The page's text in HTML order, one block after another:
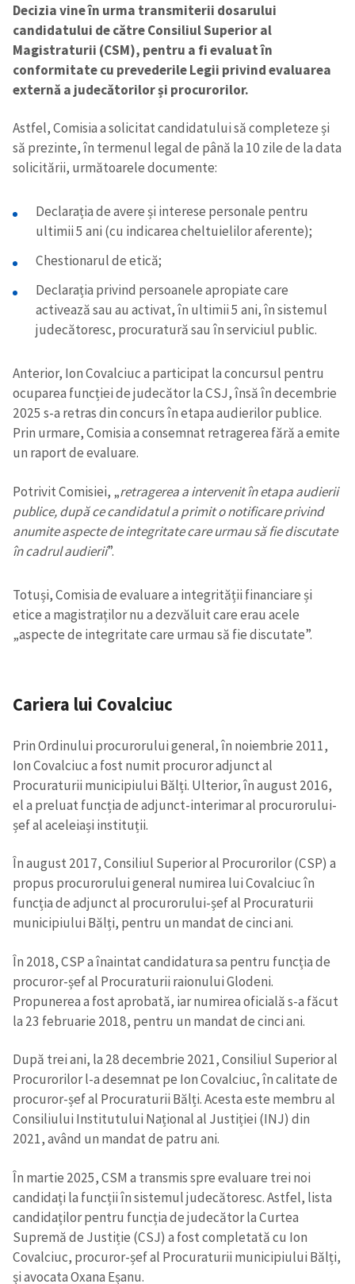
Decizia vine în urma transmiterii dosarului
candidatului de către Consiliul Superior al
Magistraturii (CSM), pentru a fi evaluat în
conformitate cu prevederile Legii privind evaluarea
externă a judecătorilor și procurorilor.
Astfel, Comisia a solicitat candidatului să completeze și
să prezinte, în termenul legal de până la 10 zile de la data
solicitării, următoarele documente:
Declarația de avere și interese personale pentru
ultimii 5 ani (cu indicarea cheltuielilor aferente);
Chestionarul de etică;
Declarația privind persoanele apropiate care
activează sau au activat, în ultimii 5 ani, în sistemul
judecătoresc, procuratură sau în serviciul public.
Anterior, Ion Covalciuc a participat la concursul pentru
ocuparea funcției de judecător la CSJ, însă în decembrie
2025 s-a retras din concurs în etapa audierilor publice.
Prin urmare, Comisia a consemnat retragerea fără a emite
un raport de evaluare.
Potrivit Comisiei, „retragerea a intervenit în etapa audierii
publice, după ce candidatul a primit o notificare privind
anumite aspecte de integritate care urmau să fie discutate
în cadrul audierii”.
Totuși, Comisia de evaluare a integrității financiare și
etice a magistraților nu a dezvăluit care erau acele
„aspecte de integritate care urmau să fie discutate”.
Cariera lui Covalciuc
Prin Ordinului procurorului general, în noiembrie 2011,
Ion Covalciuc a fost numit procuror adjunct al
Procuraturii municipiului Bălți. Ulterior, în august 2016,
el a preluat funcția de adjunct-interimar al procurorului-
șef al aceleiași instituții.
În august 2017, Consiliul Superior al Procurorilor (CSP) a
propus procurorului general numirea lui Covalciuc în
funcția de adjunct al procurorului-șef al Procuraturii
municipiului Bălți, pentru un mandat de cinci ani.
În 2018, CSP a înaintat candidatura sa pentru funcția de
procuror-șef al Procuraturii raionului Glodeni.
Propunerea a fost aprobată, iar numirea oficială s-a făcut
la 23 februarie 2018, pentru un mandat de cinci ani.
După trei ani, la 28 decembrie 2021, Consiliul Superior al
Procurorilor l-a desemnat pe Ion Covalciuc, în calitate de
procuror-șef al Procuraturii Bălți. Acesta este membru al
Consiliului Institutului Național al Justiției (INJ) din
2021, având un mandat de patru ani.
În martie 2025, CSM a transmis spre evaluare trei noi
candidați la funcții în sistemul judecătoresc. Astfel, lista
candidaților pentru funcția de judecător la Curtea
Supremă de Justiție (CSJ) a fost completată cu Ion
Covalciuc, procuror-șef al Procuraturii municipiului Bălți,
și avocata Oxana Eșanu.